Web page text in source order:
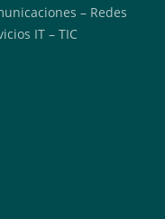
– Redes
IT – TIC